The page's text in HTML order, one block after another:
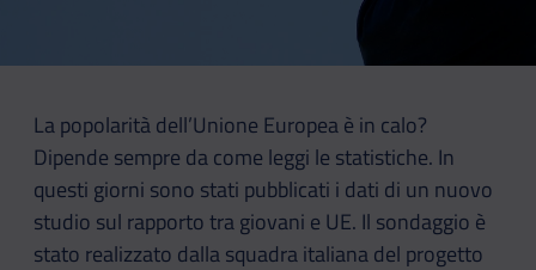
La popolarità dell’Unione Europea è in calo?
Dipende sempre da come leggi le statistiche. In
questi giorni sono stati pubblicati i dati di un nuovo
studio sul rapporto tra giovani e UE. Il sondaggio è
stato realizzato dalla squadra italiana del progetto